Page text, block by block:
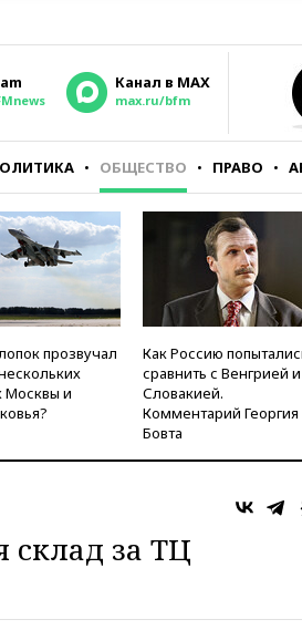
Канал в MAX
max.ru/bfm
ОБЩЕСТВО ПРАВО
прозвучал
Москвы и
Как Россию
сравнить с Венгрией и
Словакией.
Комментарий Георгия
Бовта
склад за ТЦ